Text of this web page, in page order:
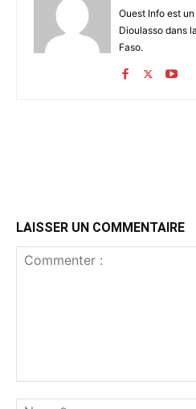
Ouest Info est
Dioulasso dans
Faso.
LAISSER UN COMMENTAIRE